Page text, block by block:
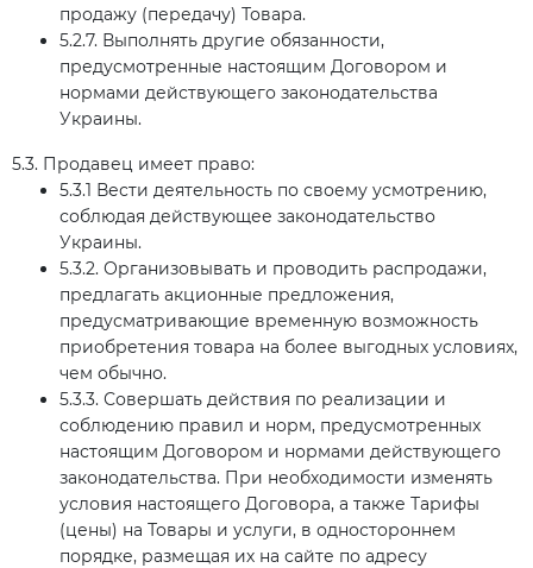
продажу (передачу) Товара.
5.2.7. Выполнять другие обязанности,
предусмотренные настоящим Договором и
нормами действующего законодательства
Украины.
5.3. Продавец имеет право:
5.3.1 Вести деятельность по своему усмотрению,
соблюдая действующее законодательство
Украины.
5.3.2. Организовывать и проводить распродажи,
предлагать акционные предложения,
предусматривающие временную возможность
приобретения товара на более выгодных условиях,
чем обычно.
5.3.3. Совершать действия по реализации и
соблюдению правил и норм, предусмотренных
настоящим Договором и нормами действующего
законодательства. При необходимости изменять
условия настоящего Договора, а также Тарифы
(цены) на Товары и услуги, в одностороннем
порядке, размещая их на сайте по адресу